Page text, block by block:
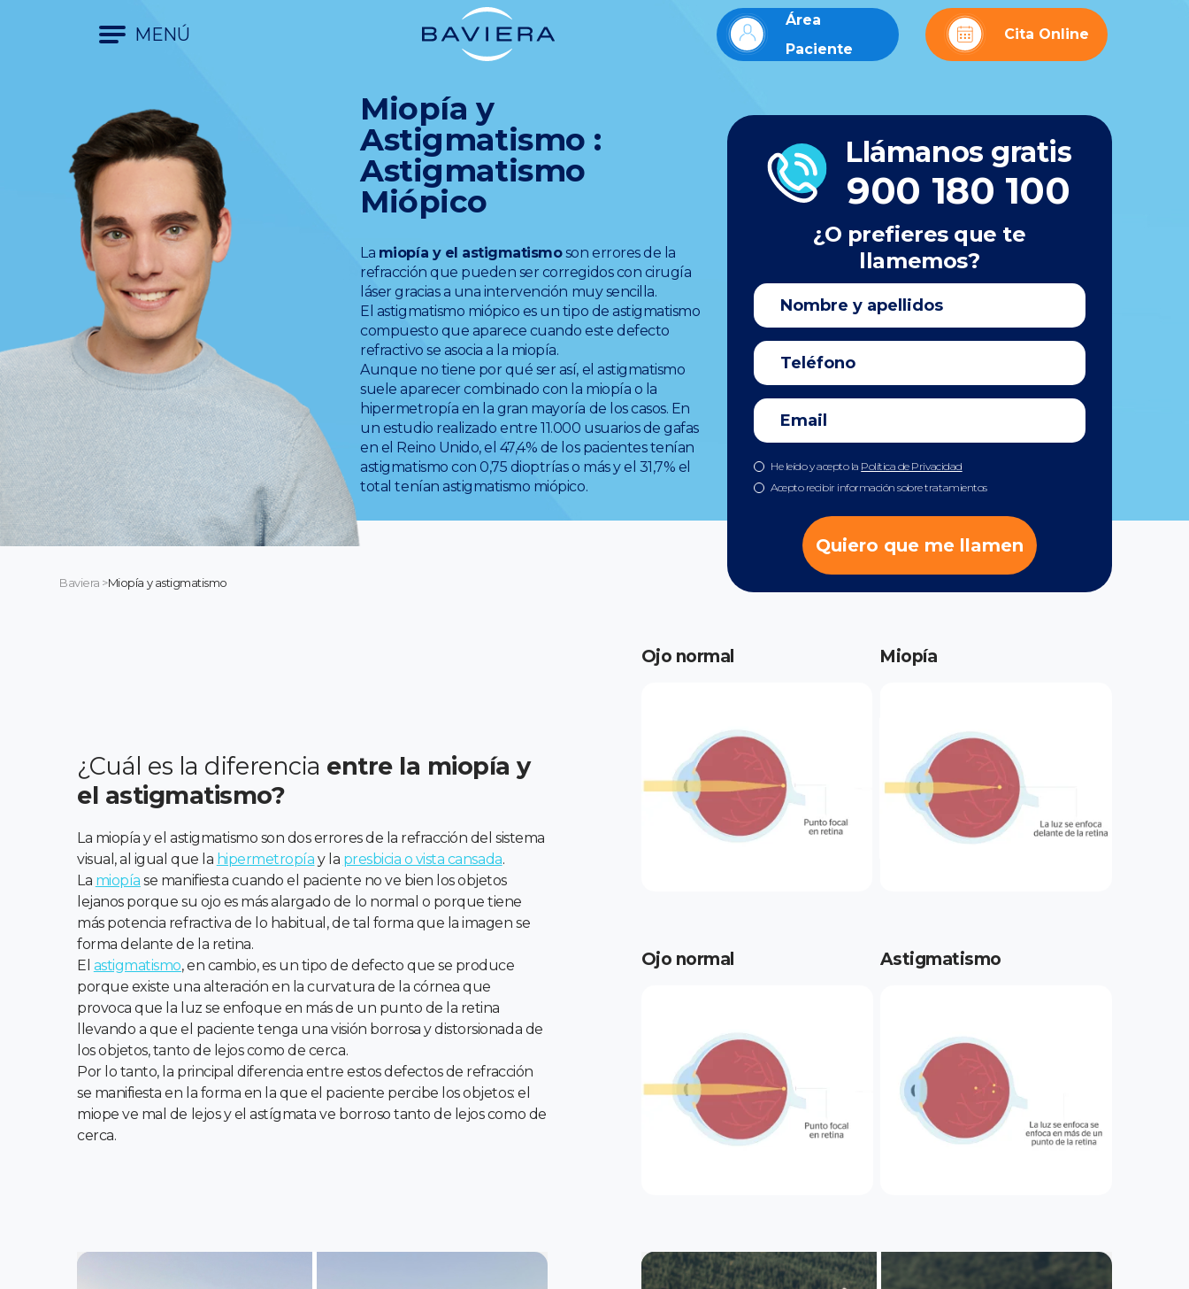
MENÚ
Área
Paciente
Cita Online
Miopía y
Astigmatismo :
Astigmatismo
Miópico
La miopía y el astigmatismoson errores de la
refracción que pueden ser corregidos con cirugía
láser gracias a una intervención muy sencilla.
El astigmatismo miópico es un tipo de astigmatismo
compuesto que aparece cuando este defecto
refractivo se asocia a la miopía.
Aunque no tiene por qué ser así, el astigmatismo
suele aparecer combinado con la miopía o la
hipermetropía en la gran mayoría de los casos. En
un estudio realizado entre 11.000 usuarios de gafas
en el Reino Unido, el 47,4% de los pacientes tenían
astigmatismo con 0,75 dioptrías o más y el 31,7% el
total tenían astigmatismo miópico.
Llámanos gratis
900 180 100
¿O prefieres que te
llamemos?
He leído y acepto la Política de Privacidad
Acepto recibir información sobre tratamientos
Quiero que me llamen
Baviera >Miopía y astigmatismo
¿Cuál es la diferencia entre la miopía y
el astigmatismo?
La miopía y el astigmatismo son dos errores de la refracción del sistema
visual, al igual que la hipermetropía y la presbicia o vista cansada.
La miopía se manifiesta cuando el paciente no ve bien los objetos
lejanos porque su ojo es más alargado de lo normal o porque tiene
más potencia refractiva de lo habitual, de tal forma que la imagen se
forma delante de la retina.
El astigmatismo, en cambio, es un tipo de defecto que se produce
porque existe una alteración en la curvatura de la córnea que
provoca que la luz se enfoque en más de un punto de la retina
llevando a que el paciente tenga una visión borrosa y distorsionada de
los objetos, tanto de lejos como de cerca.
Por lo tanto, la principal diferencia entre estos defectos de refracción
se manifiesta en la forma en la que el paciente percibe los objetos: el
miope ve mal de lejos y el astígmata ve borroso tanto de lejos como de
cerca.
Ojo normal Miopía
Ojo normal Astigmatismo